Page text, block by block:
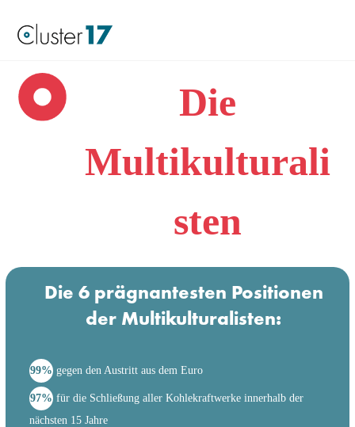
Die
Multikulturali
sten
Die 6 prägnantesten Positionen
der Multikulturalisten:
99% gegen den Austritt aus dem Euro
97% für die Schließung aller Kohlekraftwerke innerhalb der
nächsten 15 Jahre